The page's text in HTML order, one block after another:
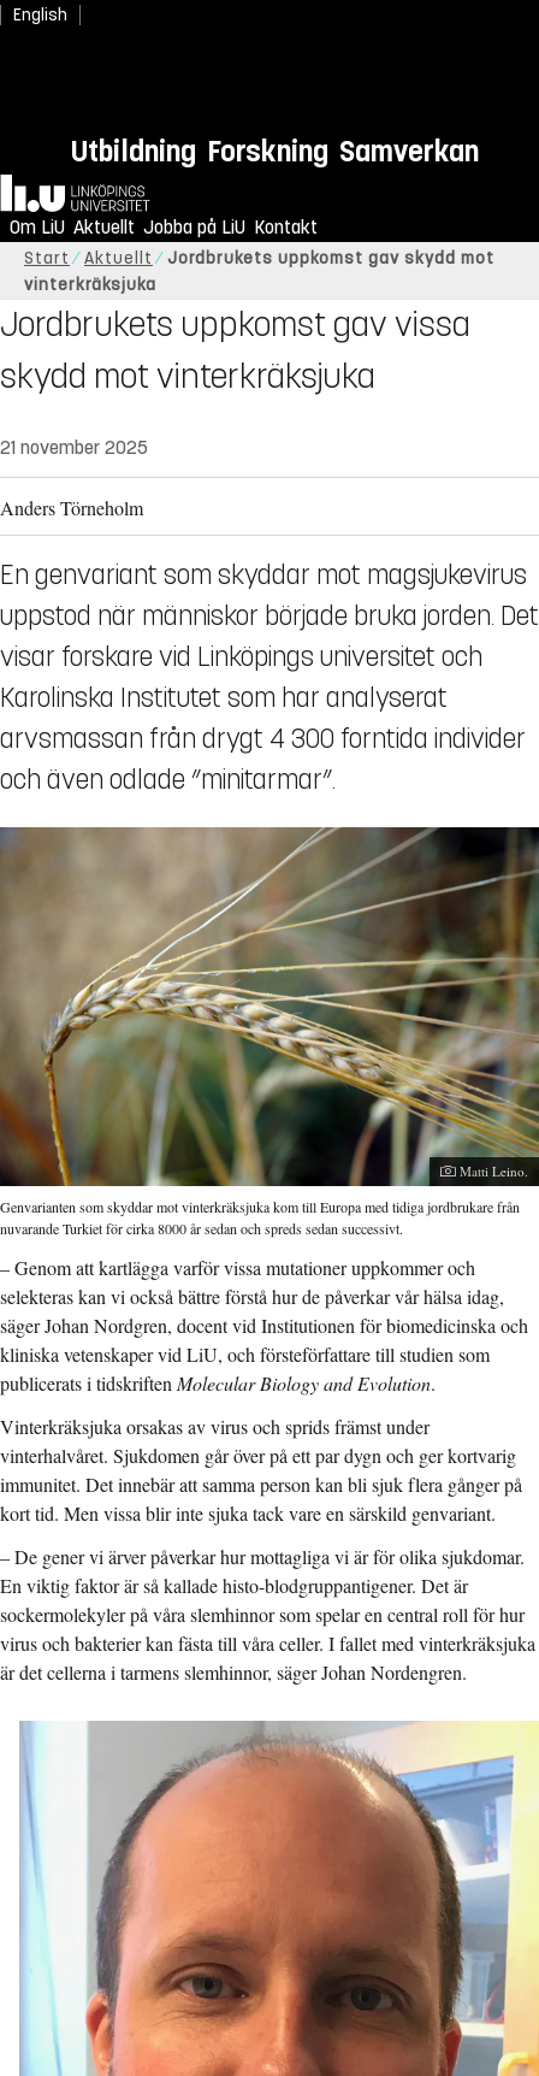
English
Utbildning Forskning Samverkan
Hem
Om LiU Aktuellt Jobba på LiU Kontakt
Start Aktuellt
Jordbrukets uppkomst gav skydd mot
vinterkräksjuka
Jordbrukets uppkomst gav vissa
skydd mot vinterkräksjuka
21 november 2025
Anders Törneholm
En genvariant som skyddar mot magsjukevirus
uppstod när människor började bruka jorden. Det
visar forskare vid Linköpings universitet och
Karolinska Institutet som har analyserat
arvsmassan från drygt 4 300 forntida individer
och även odlade ”minitarmar”.
Fotograf:
Matti Leino.
Genvarianten som skyddar mot vinterkräksjuka kom till Europa med tidiga jordbrukare från
nuvarande Turkiet för cirka 8000 år sedan och spreds sedan successivt.
– Genom att kartlägga varför vissa mutationer uppkommer och
selekteras kan vi också bättre förstå hur de påverkar vår hälsa idag,
säger Johan Nordgren, docent vid Institutionen för biomedicinska och
kliniska vetenskaper vid LiU, och försteförfattare till studien som
publicerats i tidskriften Molecular Biology and Evolution.
Vinterkräksjuka orsakas av virus och sprids främst under
vinterhalvåret. Sjukdomen går över på ett par dygn och ger kortvarig
immunitet. Det innebär att samma person kan bli sjuk flera gånger på
kort tid. Men vissa blir inte sjuka tack vare en särskild genvariant.
– De gener vi ärver påverkar hur mottagliga vi är för olika sjukdomar.
En viktig faktor är så kallade histo-blodgruppantigener. Det är
sockermolekyler på våra slemhinnor som spelar en central roll för hur
virus och bakterier kan fästa till våra celler. I fallet med vinterkräksjuka
är det cellerna i tarmens slemhinnor, säger Johan Nordengren.